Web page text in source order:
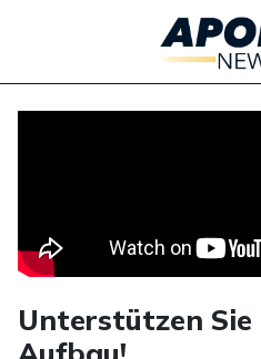
Unterstützen Sie